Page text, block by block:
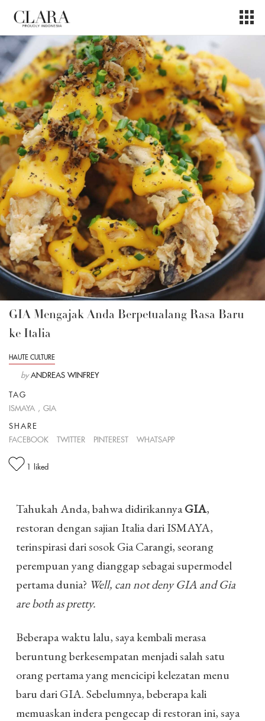
GIA Mengajak Anda Berpetualang Rasa Baru
ke Italia
HAUTE CULTURE
by ANDREAS WINFREY
TAG
ISMAYA , GIA
SHARE
FACEBOOK
TWITTER PINTEREST WHATSAPP
1 liked
Tahukah Anda, bahwa didirikannyaGIA,
restoran dengan sajian Italia dari ISMAYA,
terinspirasi dari sosok Gia Carangi, seorang
perempuan yang dianggap sebagai supermodel
pertama dunia? Well, can not deny GIA and Gia
are both as pretty.
Beberapa waktu lalu, saya kembali merasa
beruntung berkesempatan menjadi salah satu
orang pertama yang mencicipi kelezatan menu
baru dari GIA. Sebelumnya, beberapa kali
memuaskan indera pengecap di restoran ini, saya